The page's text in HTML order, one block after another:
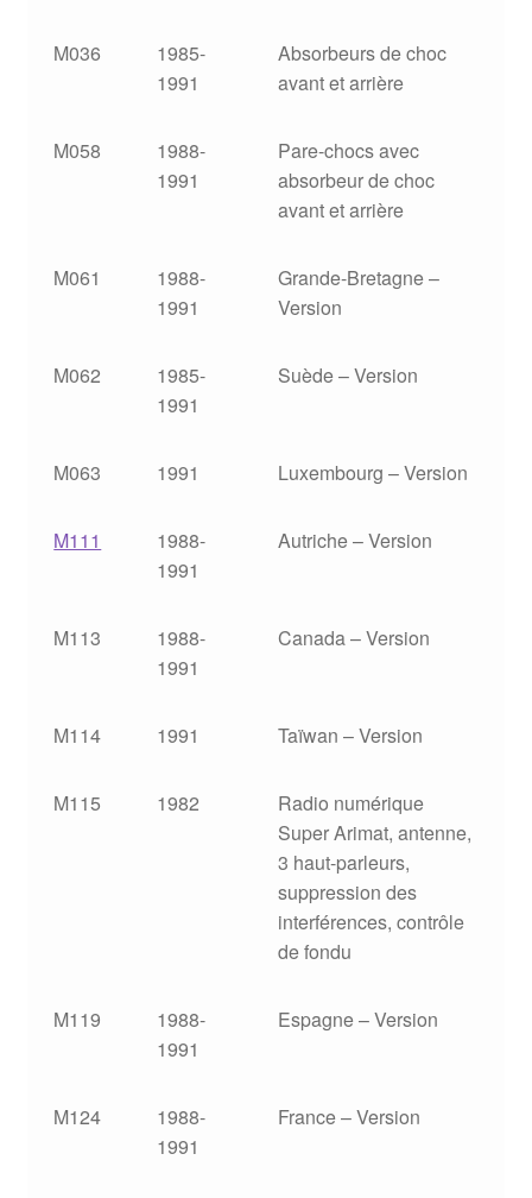
M036
1985-
1991
Absorbeurs de choc
avant et arrière
M058
1988-
1991
Pare-chocs avec
absorbeur de choc
avant et arrière
M061
1988-
1991
Grande-Bretagne –
Version
M062
1985-
1991
Suède – Version
M063 1991 Luxembourg – Version
M111
1988-
1991
Autriche – Version
M113
1988-
1991
Canada – Version
M114 1991 Taïwan – Version
M115 1982
Radio numérique
Super Arimat, antenne,
3 haut-parleurs,
suppression des
interférences, contrôle
de fondu
M119
1988-
1991
Espagne – Version
M124
1988-
1991
France – Version